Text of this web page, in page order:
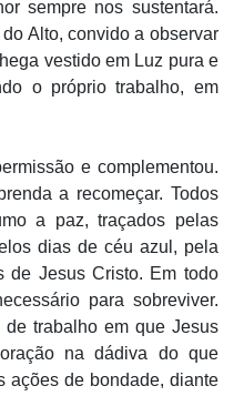
sempre nos sustentará.
Alto, convido a observar
vestido em Luz pura e
o próprio trabalho, em
e complementou.
a recomeçar. Todos
a paz, traçados pelas
dias de céu azul, pela
de Jesus Cristo. Em todo
para sobreviver.
trabalho em que Jesus
na dádiva do que
ações de bondade, diante